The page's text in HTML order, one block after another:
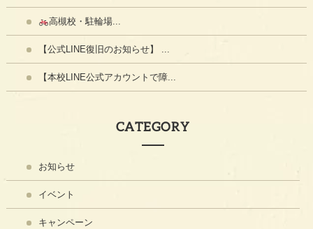
高槻校・駐輪場...
【公式LINE復旧のお知らせ】 ...
【本校LINE公式アカウントで障...
CATEGORY
お知らせ
イベント
キャンペーン